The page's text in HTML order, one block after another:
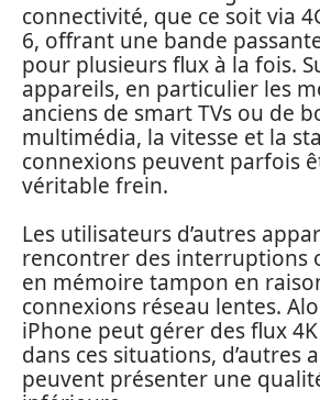
connectivité, que ce soit via
6, offrant une bande
pour plusieurs flux à la fois.
appareils, en particulier les
anciens de smart TVs ou de
multimédia, la vitesse et la
connexions peuvent parfois
véritable frein.
Les utilisateurs d’autres
rencontrer des interruptions
en mémoire tampon en
connexions réseau lentes.
iPhone peut gérer des flux
dans ces situations, d’autres
peuvent présenter une